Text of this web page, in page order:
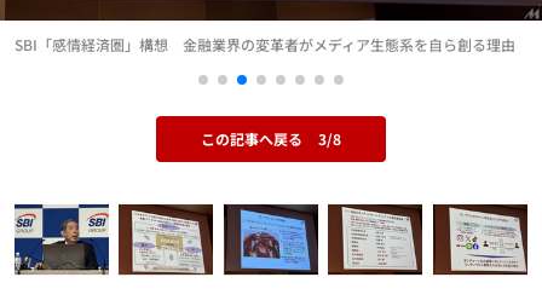
SBI「感情経済圏」構想 金融業界の変革者がメディア生態系を自ら創る理由
この記事へ戻る 3/8